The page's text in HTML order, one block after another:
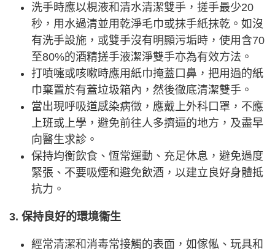
洗手時應以梘液和清水清潔雙手，搓手最少20
秒，用水過清並用乾淨毛巾或抹手紙抹乾。如沒
有洗手設施，或雙手沒有明顯污垢時，使用含70
至80%的酒精搓手液潔淨雙手亦為有效方法。
打噴嚏或咳嗽時應用紙巾掩蓋口鼻，把用過的紙
巾棄置於有蓋垃圾箱內，然後徹底清潔雙手。
當出現呼吸道感染病徵，應戴上外科口罩，不應
上班或上學，避免前往人多擠逼的地方，及盡早
向醫生求診。
保持均衡飲食、恆常運動、充足休息，避免過度
緊張、不要吸煙和避免飲酒，以建立良好身體抵
抗力。
3. 保持良好的環境衞生
經常清潔和消毒常接觸的表面，如傢俬、玩具和